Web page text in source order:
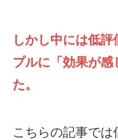
しかし中には低
プルに「効果が感
た。
こちらの記事では